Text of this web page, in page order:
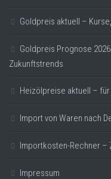
Goldpreis aktuell –
Goldpreis Prognose
Zukunftstrends
Heizölpreise aktuell –
Import von Waren nach
Importkosten-Rechner –
Impressum